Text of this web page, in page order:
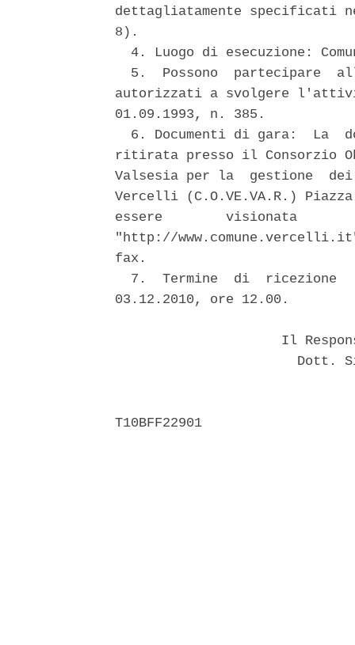
dettagliatamente specificati
8).
4. Luogo di esecuzione:
5.  Possono  partecipare
autorizzati a svolgere
01.09.1993, n. 385.
6. Documenti di gara:  La
ritirata presso il Consorzio
Valsesia per la  gestione
Vercelli (C.O.VE.VA.R.)
essere        visionata
"http://
fax.
7.  Termine  di  ricezione
03.12.2010, ore 12.00.
Il
Dott.